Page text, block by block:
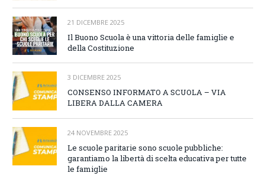
21 DICEMBRE 2025
Il Buono Scuola è una vittoria delle famiglie e
della Costituzione
3 DICEMBRE 2025
CONSENSO INFORMATO A SCUOLA – VIA
LIBERA DALLA CAMERA
24 NOVEMBRE 2025
Le scuole paritarie sono scuole pubbliche:
garantiamo la libertà di scelta educativa per tutte
le famiglie